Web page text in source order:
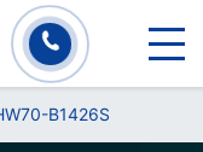
B1426S